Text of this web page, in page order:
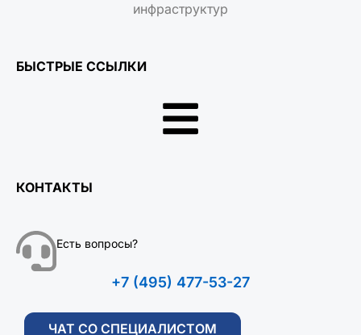
инфраструктур
БЫСТРЫЕ ССЫЛКИ
КОНТАКТЫ
Есть вопросы?
+7 (495) 477-53-27
ЧАТ СО СПЕЦИАЛИСТОМ